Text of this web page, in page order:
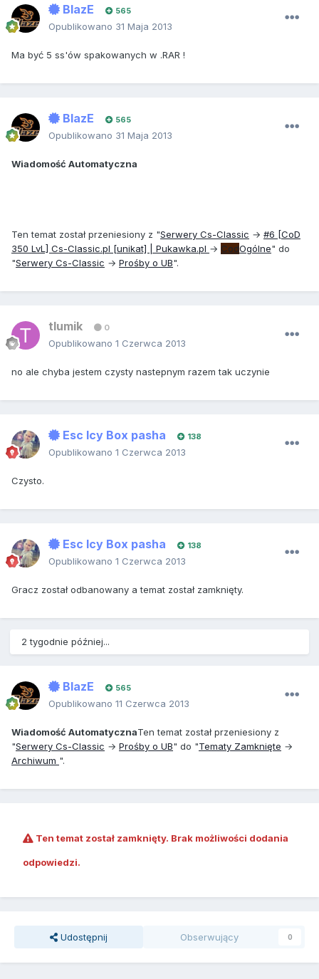
BlazE 565
Opublikowano 31 Maja 2013
Ma być 5 ss'ów spakowanych w .RAR !
BlazE 565
Opublikowano 31 Maja 2013
Wiadomość Automatyczna
Ten temat został przeniesiony z "Serwery Cs-Classic → #6 [CoD
350 LvL] Cs-Classic.pl [unikat] | Pukawka.pl → CodOgólne" do
"Serwery Cs-Classic → Prośby o UB".
tlumik 0
Opublikowano 1 Czerwca 2013
no ale chyba jestem czysty nastepnym razem tak uczynie
Esc Icy Box pasha 138
Opublikowano 1 Czerwca 2013
Czysto.
Esc Icy Box pasha 138
Opublikowano 1 Czerwca 2013
Gracz został odbanowany a temat został zamknięty.
2 tygodnie później...
BlazE 565
Opublikowano 11 Czerwca 2013
Wiadomość AutomatycznaTen temat został przeniesiony z
"Serwery Cs-Classic → Prośby o UB" do "Tematy Zamknięte →
Archiwum ".
Ten temat został zamknięty. Brak możliwości dodania
odpowiedzi.
Udostępnij Obserwujący 0